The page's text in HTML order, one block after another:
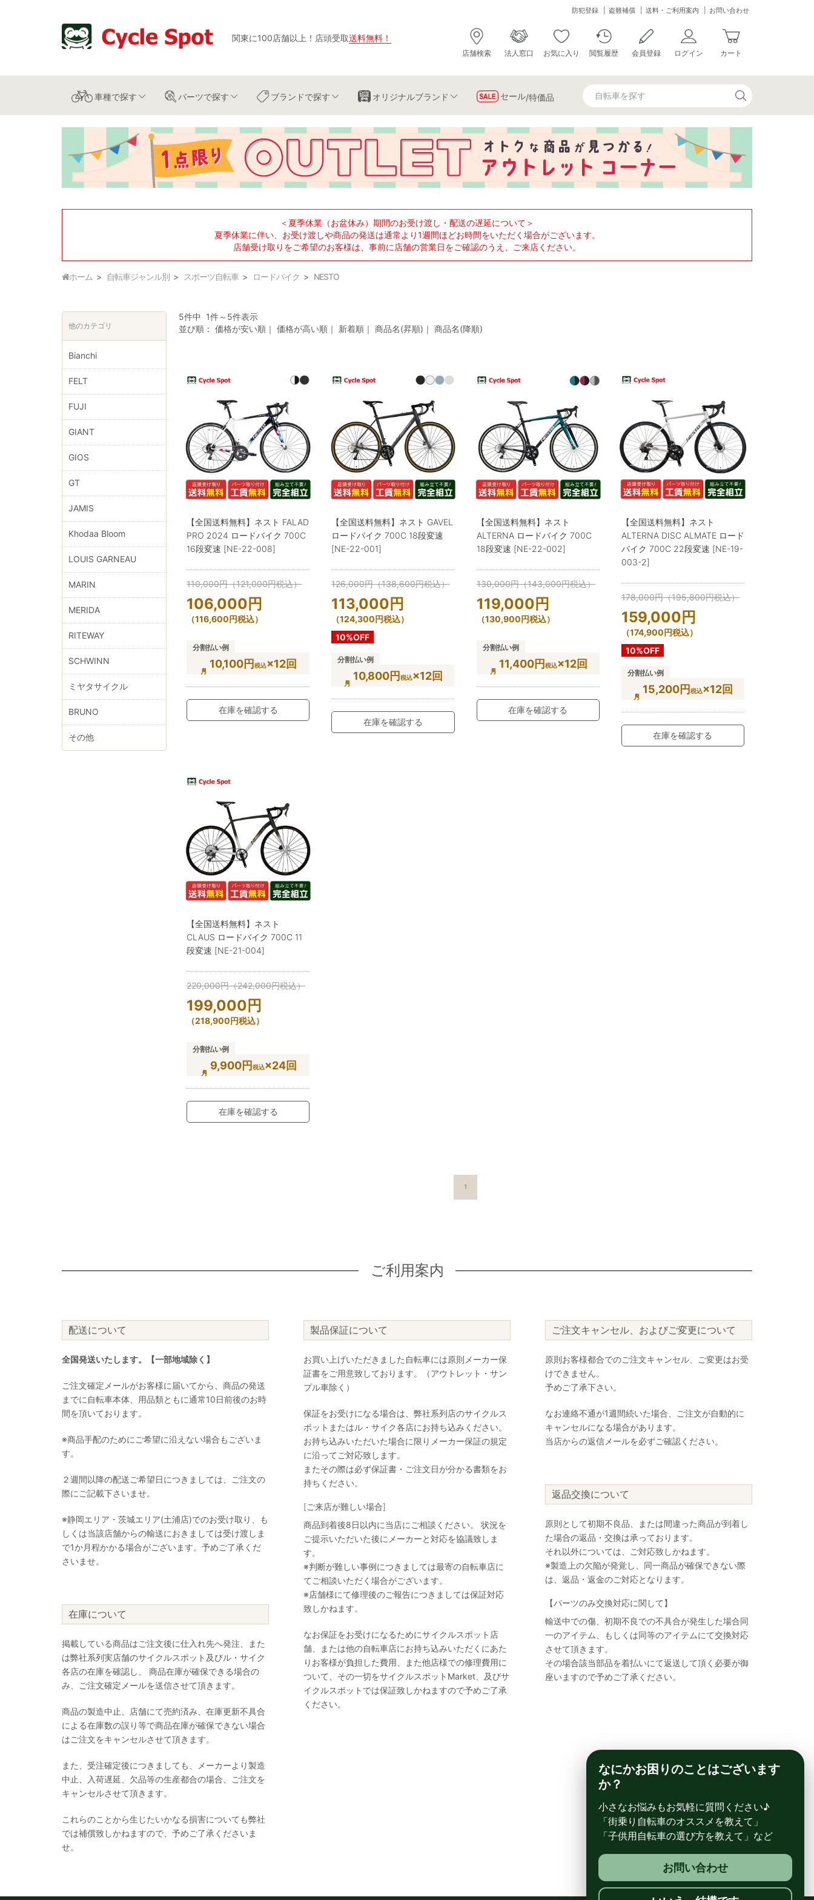
関東に100店舗以上 ！ 店頭受取送料無料 ！
防犯登録 盗難補償 送料・ご利用案内 お問い合わせ
店舗検索 法人窓口 お気に入り 閲覧履歴 会員登録 ログイン カート
車種で探す パーツで探す ブランドで探す オリジナルブランド セール/特価品
＜夏季休業（お盆休み）期間のお受け渡し・配送の遅延について＞
夏季休業に伴い、お受け渡しや商品の発送は通常より1週間ほどお時間をいただく場合がございます。
店舗受け取りをご希望のお客様は、事前に店舗の営業日をご確認のうえ、ご来店ください。
ホーム 自転車ジャンル別 スポーツ自転車 ロードバイク NESTO
5件中 1件～5件表示
並び順：価格が安い順 ｜価格が高い順 ｜ 新着順 ｜商品名(昇順) ｜商品名(降順)
【全国送料無料】ネスト FALAD
PRO 2024 ロードバイク 700C
16段変速 [NE-22-008]
110,000円（121,000円税込）
106,000 円
（116,600円税込）
分割払い例
10,100円税込×12回
在庫を確認する
【全国送料無料】ネスト GAVEL
ロードバイク 700C 18段変速
[NE-22-001]
126,000円（138,600円税込）
113,000 円
（124,300円税込）
10%OFF
分割払い例
10,800円税込×12回
在庫を確認する
【全国送料無料】ネスト
ALTERNA ロードバイク 700C
18段変速 [NE-22-002]
130,000円（143,000円税込）
119,000 円
（130,900円税込）
分割払い例
11,400円税込×12回
在庫を確認する
【全国送料無料】ネスト
ALTERNA DISC ALMATE ロード
バイク 700C 22段変速 [NE-19-
003-2]
178,000円（195,800円税込）
159,000 円
（174,900円税込）
10%OFF
分割払い例
15,200円税込×12回
在庫を確認する
【全国送料無料】ネスト
CLAUS ロードバイク 700C 11
段変速 [NE-21-004]
220,000円（242,000円税込）
199,000 円
（218,900円税込）
分割払い例
9,900円税込×24回
在庫を確認する
1
他のカテゴリ
Bianchi
FELT
FUJI
GIANT
GIOS
GT
JAMIS
Khodaa Bloom
LOUIS GARNEAU
MARIN
MERIDA
RITEWAY
SCHWINN
ミヤタサイクル
BRUNO
その他
ご利用案内
配送について
全国発送いたします。【一部地域除く】
ご注文確定メールがお客様に届いてから、商品の発送
までに自転車本体、用品類ともに通常10日前後のお時
間を頂いております。
※商品手配のためにご希望に沿えない場合もございま
す。
２週間以降の配送ご希望日につきましては、ご注文の
際にご記載下さいませ。
※静岡エリア・茨城エリア(土浦店)でのお受け取り、も
しくは当該店舗からの輸送におきましては受け渡しま
で1か月程かかる場合がございます。予めご了承くだ
さいませ。
在庫について
掲載している商品はご注文後に仕入れ先へ発注、また
は弊社系列実店舗のサイクルスポット及びル・サイク
各店の在庫を確認し、 商品在庫が確保できる場合の
み、ご注文確定メールを送信させて頂きます。
商品の製造中止、店舗にて売約済み、在庫更新不具合
による在庫数の誤り等で商品在庫が確保できない場合
はご注文をキャンセルさせて頂きます。
また、受注確定後につきましても、メーカーより製造
中止、入荷遅延、欠品等の生産都合の場合、ご注文を
キャンセルさせて頂きます。
これらのことから生じたいかなる損害についても弊社
では補償致しかねますので、予めご了承くださいま
せ。
製品保証について
お買い上げいただきました自転車には原則メーカー保
証書をご用意致しております。（アウトレット・サン
プル車除く）
保証をお受けになる場合は、弊社系列店のサイクルス
ポットまたはル・サイク各店にお持ち込みください。
お持ち込みいただいた場合に限りメーカー保証の規定
に沿ってご対応致します。
またその際は必ず保証書・ご注文日が分かる書類をお
持ちください。
[ご来店が難しい場合]
商品到着後8日以内に当店にご相談ください。 状況を
ご提示いただいた後にメーカーと対応を協議致しま
す。
※判断が難しい事例につきましては最寄の自転車店に
てご相談いただく場合がございます。
※店舗様にて修理後のご報告につきましては保証対応
致しかねます。
なお保証をお受けになるためにサイクルスポット店
舗、または他の自転車店にお持ち込みいただくにあた
りお客様が負担した費用、また他店様での修理費用に
ついて、その一切をサイクルスポットMarket、及びサ
イクルスポットでは保証致しかねますので予めご了承
ください。
ご注文キャンセル、およびご変更について
原則お客様都合でのご注文キャンセル、ご変更はお受
けできません。
予めご了承下さい。
なお連絡不通が1週間続いた場合、ご注文が自動的に
キャンセルになる場合があります。
当店からの返信メールを必ずご確認ください。
返品交換について
原則として初期不良品、または間違った商品が到着し
た場合の返品・交換は承っております。
それ以外については、ご対応致しかねます。
※製造上の欠陥が発覚し、同一商品が確保できない際
は、返品・返金のご対応となります。
【パーツのみ交換対応に関して】
輸送中での傷、初期不良での不具合が発生した場合同
一のアイテム、もしくは同等のアイテムにて交換対応
させて頂きます。
その場合該当部品を着払いにて返送して頂く必要が御
座いますので予めご了承ください。
なにかお困りのことはございます
か？
小さなお悩みもお気軽に質問ください♪
「街乗り自転車のオススメを教えて」
「子供用自転車の選び方を教えて」など
お問い合わせ